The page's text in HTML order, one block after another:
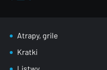
Atrapy, grile
Kratki